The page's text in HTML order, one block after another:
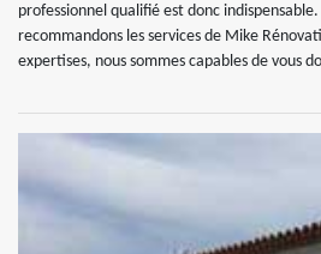
professionnel qualifié est donc indispensable.
recommandons les services de Mike
expertises, nous sommes capables de vous